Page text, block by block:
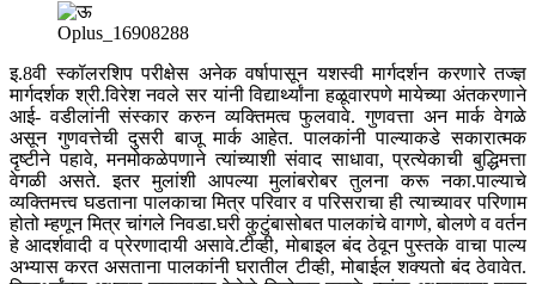
Oplus_16908288
इ.8वी स्कॉलरशिप परीक्षेस अनेक वर्षापासून यशस्वी मार्गदर्शन करणारे तज्ज्ञ
मार्गदर्शक श्री.विरेश नवले सर यांनी विद्यार्थ्यांना हळूवारपणे मायेच्या अंतकरणाने
आई- वडीलांनी संस्कार करुन व्यक्तिमत्व फुलवावे. गुणवत्ता अन मार्क वेगळे
असून गुणवत्तेची दुसरी बाजू मार्क आहेत. पालकांनी पाल्याकडे सकारात्मक
दृष्टीने पहावे, मनमोकळेपणाने त्यांच्याशी संवाद साधावा, प्रत्येकाची बुद्धिमत्ता
वेगळी असते. इतर मुलांशी आपल्या मुलांबरोबर तुलना करू नका.पाल्याचे
व्यक्तिमत्त्व घडताना पालकाचा मित्र परिवार व परिसराचा ही त्याच्यावर परिणाम
होतो म्हणून मित्र चांगले निवडा.घरी कुटुंबासोबत पालकांचे वागणे, बोलणे व वर्तन
हे आदर्शवादी व प्रेरणादायी असावे.टीव्ही, माेबाइल बंद ठेवून पुस्तके वाचा पाल्य
अभ्यास करत असताना पालकांनी घरातील टीव्ही, मोबाईल शक्यतो बंद ठेवावेत.